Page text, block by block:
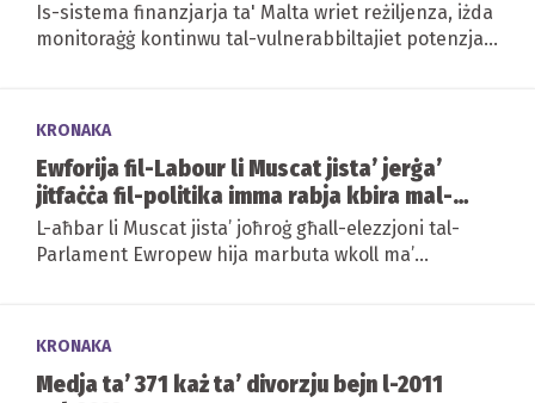
Is-sistema finanzjarja ta' Malta wriet reżiljenza, iżda
monitoraġġ kontinwu tal-vulnerabbiltajiet potenzjali,
KRONAKA
Ewforija fil-Labour li Muscat jista’ jerġa’
jitfaċċa fil-politika imma rabja kbira mal-
moderati
L-aħbar li Muscat jista’ joħroġ għall-elezzjoni tal-
Parlament Ewropew hija marbuta wkoll ma’
KRONAKA
Medja ta’ 371 każ ta’ divorzju bejn l-2011